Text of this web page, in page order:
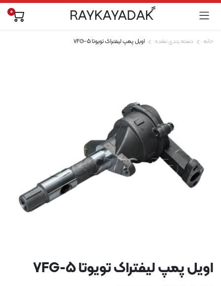
ًRAYKAYADAK 0
خانه دسته بندی نشده اویل پمپ لیفتراک تویوتا 5-7FG
اویل پمپ لیفتراک تویوتا 5-7FG